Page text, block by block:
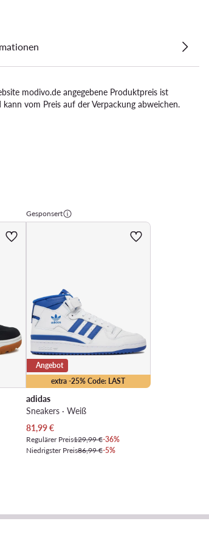
modivo.de angegebene Produktpreis ist
vom Preis auf der Verpackung abweichen.
Gesponsert
extra -25% Code: LAST
Angebot
adidas
Sneakers · Weiß
Aktueller Preis
81,99€
Regulärer Preis129,99 €-36%
Niedrigster Preis86,99 €-5%